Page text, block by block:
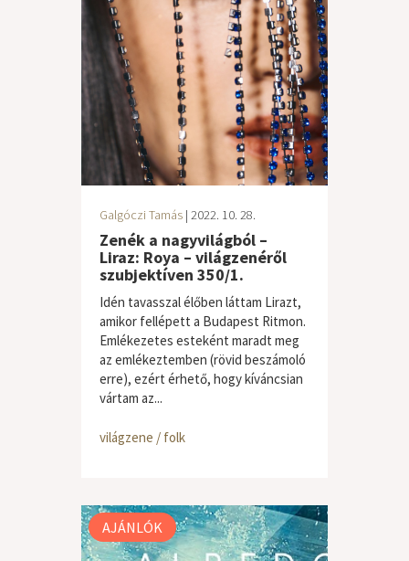
Galgóczi Tamás | 2022. 10. 28.
Zenék a nagyvilágból –
Liraz: Roya – világzenéről
szubjektíven 350/1.
Idén tavasszal élőben láttam Lirazt,
amikor fellépett a Budapest Ritmon.
Emlékezetes esteként maradt meg
az emlékeztemben (rövid beszámoló
erre), ezért érhető, hogy kíváncsian
vártam az...
világzene / folk
AJÁNLÓK